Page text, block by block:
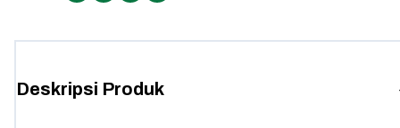
Deskripsi Produk